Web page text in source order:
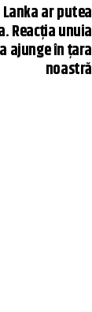
ar putea
Reacția unuia
ajunge în țara
noastră